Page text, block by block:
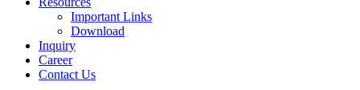
Important Links
Download
Inquiry
Career
Contact Us